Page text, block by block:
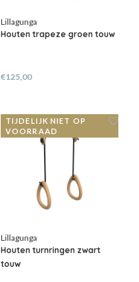
Lillagunga
Houten trapeze groen touw
€125,00
TIJDELIJK NIET OP
VOORRAAD
Lillagunga
Houten turnringen zwart
touw